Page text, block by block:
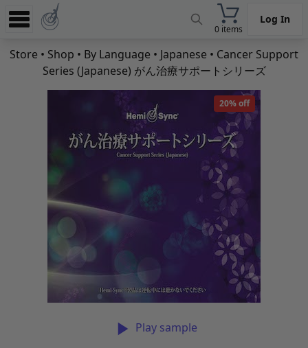
0 items
Log In
Experience
Store
Store • Shop • By Language • Japanese • Cancer Support
Series (Japanese) がん治療サポートシリーズ
20% off
Play sample